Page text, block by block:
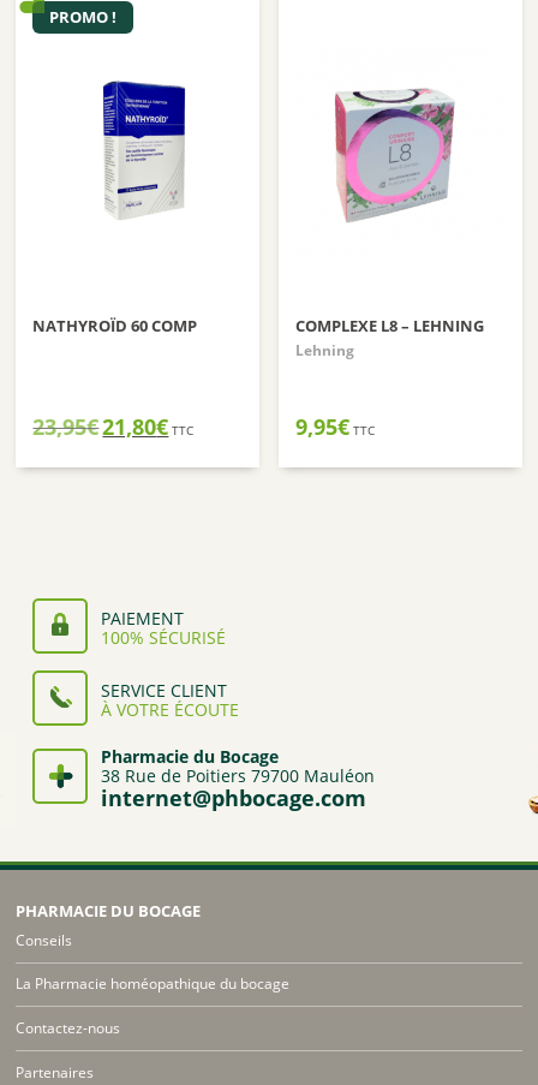
PROMO !
NATHYROÏD 60 COMP
23,95€Le
initial
21,80€Le
actuel
TTC
COMPLEXE L8 – LEHNING
Lehning
9,95€ TTC
PAIEMENT
100% SÉCURISÉ
SERVICE CLIENT
À VOTRE ÉCOUTE
Pharmacie du Bocage
38 Rue de Poitiers 79700 Mauléon
internet@phbocage.com
PHARMACIE DU BOCAGE
Conseils
La Pharmacie homéopathique du bocage
Contactez-nous
Partenaires